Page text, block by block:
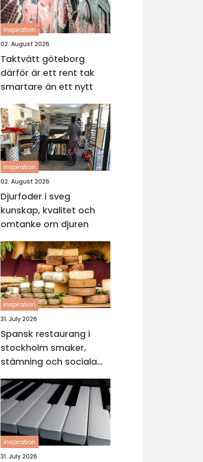
inspiration
02. August 2026
Taktvätt göteborg
därför är ett rent tak
smartare än ett nytt
inspiration
02. August 2026
Djurfoder i sveg
kunskap, kvalitet och
omtanke om djuren
inspiration
31. July 2026
Spansk restaurang i
stockholm smaker,
stämning och sociala
middagar
inspiration
31. July 2026